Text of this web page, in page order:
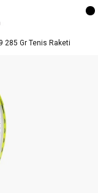
285 Gr Tenis Raketi